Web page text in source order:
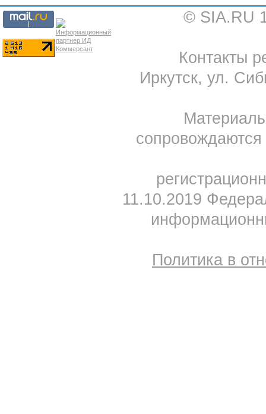
© SIA.RU
Контакты
Иркутск, ул.
11.10.2019
Политика в